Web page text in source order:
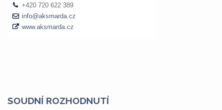
SOUDNÍ ROZHODNUTÍ